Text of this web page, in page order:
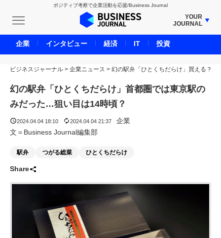
ポジティブ考察で企業活動を応援/Business Journal
YOUR
JOURNAL
BUSINESS JOURNAL
UNICORN JOURNAL
CARBON CREDITS JOURNAL
IVS JOURNAL
ENERGY MANAGEMENT JOURNAL
LIFE ENDING JOURNAL
ADOPTABLE DOG JOURNAL
ビジネスジャーナル > 企業ニュース > 幻の駅弁「ひとくちだらけ」買える？
幻の駅弁「ひとくちだらけ」首都圏では東京駅の
みだった…狙い目は14時頃？
2024.04.04 18:10 2024.04.04 21:37
企業
文＝Business Journal編集部
駅弁 つがる総菜 ひとくちだらけ
Share
企業 インタビュー 経済 IT 投資